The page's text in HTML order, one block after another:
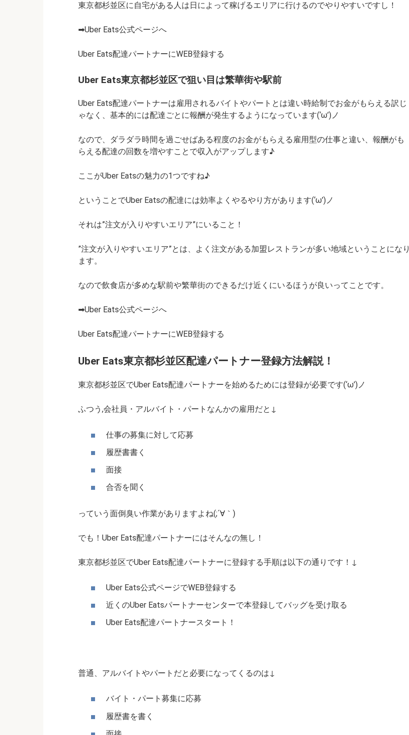
東京都杉並区に自宅がある人は日によって稼げるエリアに行けるのでやりやすいですし！
➡Uber Eats公式ページへ
Uber Eats配達パートナーにWEB登録する
Uber Eats東京都杉並区で狙い目は繁華街や駅前
Uber Eats配達パートナーは雇用されるバイトやパートとは違い時給制でお金がもらえる訳じ
ゃなく、基本的には配達ごとに報酬が発生するようになっています(‘ω’)ノ
なので、ダラダラ時間を過ごせばある程度のお金がもらえる雇用型の仕事と違い、報酬がも
らえる配達の回数を増やすことで収入がアップします♪
ここがUber Eatsの魅力の1つですね♪
ということでUber Eatsの配達には効率よくやるやり方があります(‘ω’)ノ
それは”注文が入りやすいエリア”にいること！
”注文が入りやすいエリア”とは、よく注文がある加盟レストランが多い地域ということになり
ます。
なので飲食店が多めな駅前や繁華街のできるだけ近くにいるほうが良いってことです。
➡Uber Eats公式ページへ
Uber Eats配達パートナーにWEB登録する
Uber Eats東京都杉並区配達パートナー登録方法解説！
東京都杉並区でUber Eats配達パートナーを始めるためには登録が必要です(‘ω’)ノ
ふつう,会社員・アルバイト・パートなんかの雇用だと↓
仕事の募集に対して応募
履歴書書く
面接
合否を聞く
っていう面倒臭い作業がありますよね(;´∀｀)
でも！Uber Eats配達パートナーにはそんなの無し！
東京都杉並区でUber Eats配達パートナーに登録する手順は以下の通りです！↓
Uber Eats公式ページでWEB登録する
近くのUber Eatsパートナーセンターで本登録してバッグを受け取る
Uber Eats配達パートナースタート！
普通、アルバイトやパートだと必要になってくるのは↓
バイト・パート募集に応募
履歴書を書く